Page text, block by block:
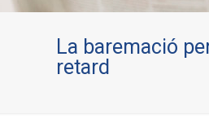
La baremació
retard